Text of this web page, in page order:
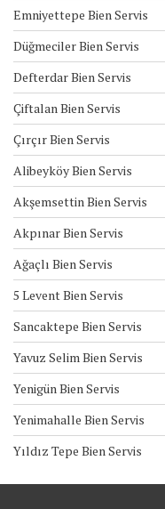
Emniyettepe Bien Servis
Düğmeciler Bien Servis
Defterdar Bien Servis
Çiftalan Bien Servis
Çırçır Bien Servis
Alibeyköy Bien Servis
Akşemsettin Bien Servis
Akpınar Bien Servis
Ağaçlı Bien Servis
5 Levent Bien Servis
Sancaktepe Bien Servis
Yavuz Selim Bien Servis
Yenigün Bien Servis
Yenimahalle Bien Servis
Yıldız Tepe Bien Servis